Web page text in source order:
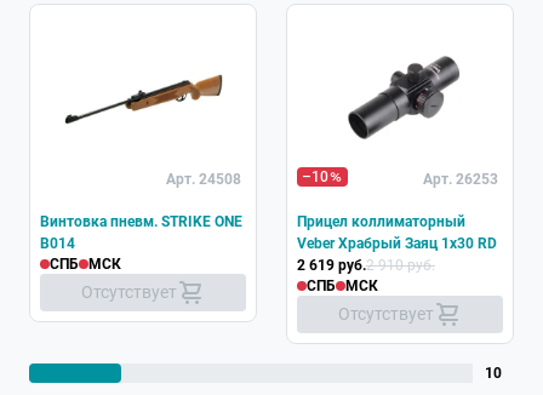
Арт. 24508
Винтовка пневм. STRIKE ONE
B014
СПБ
МСК
Отсутствует
–10 Арт. 26253
Прицел коллиматорный
Veber Храбрый Заяц 1х30 RD
2 619 руб.2 910 руб.
СПБ
МСК
Отсутствует
10